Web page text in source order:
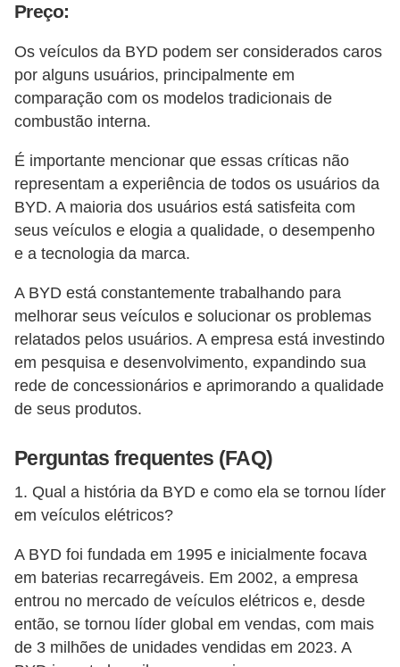
Preço:
Os veículos da BYD podem ser considerados caros
por alguns usuários, principalmente em
comparação com os modelos tradicionais de
combustão interna.
É importante mencionar que essas críticas não
representam a experiência de todos os usuários da
BYD. A maioria dos usuários está satisfeita com
seus veículos e elogia a qualidade, o desempenho
e a tecnologia da marca.
A BYD está constantemente trabalhando para
melhorar seus veículos e solucionar os problemas
relatados pelos usuários. A empresa está investindo
em pesquisa e desenvolvimento, expandindo sua
rede de concessionários e aprimorando a qualidade
de seus produtos.
Perguntas frequentes (FAQ)
1. Qual a história da BYD e como ela se tornou líder
em veículos elétricos?
A BYD foi fundada em 1995 e inicialmente focava
em baterias recarregáveis. Em 2002, a empresa
entrou no mercado de veículos elétricos e, desde
então, se tornou líder global em vendas, com mais
de 3 milhões de unidades vendidas em 2023. A